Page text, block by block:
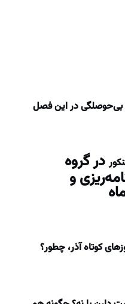
در این فصل
در گروه
و
کوتاه آذر، چطور؟